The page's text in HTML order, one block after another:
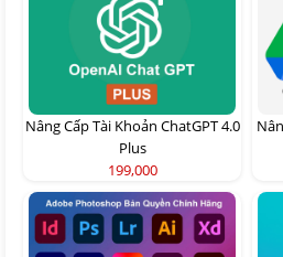
Nâng Cấp Tài Khoản ChatGPT 4.0
Plus
199,000